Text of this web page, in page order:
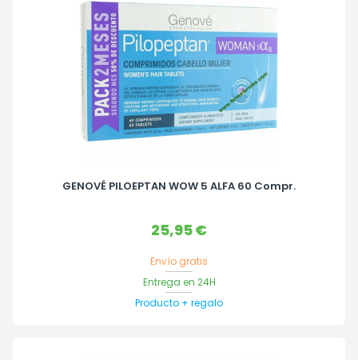
GENOVÉ PILOEPTAN WOW 5 ALFA 60 Compr.
Precio
25,95 €
Envío gratis
Entrega en 24H
Producto + regalo